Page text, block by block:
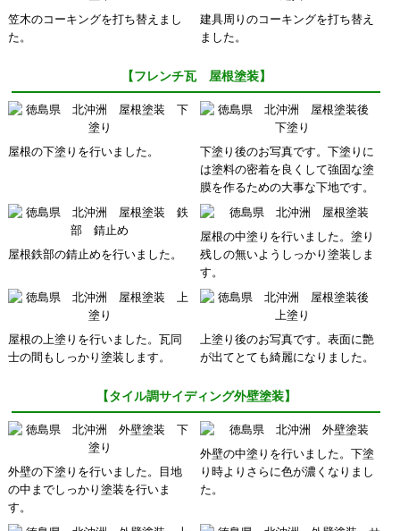
笠木のコーキングを打ち替えまし
た。
建具周りのコーキングを打ち替え
ました。
【フレンチ瓦 屋根塗装】
屋根の下塗りを行いました。
下塗り後のお写真です。下塗りに
は塗料の密着を良くして強固な塗
膜を作るための大事な下地です。
屋根鉄部の錆止めを行いました。
屋根の中塗りを行いました。塗り
残しの無いようしっかり塗装しま
す。
屋根の上塗りを行いました。瓦同
士の間もしっかり塗装します。
上塗り後のお写真です。表面に艶
が出てとても綺麗になりました。
【タイル調サイディング外壁塗装】
外壁の下塗りを行いました。目地
の中までしっかり塗装を行いま
す。
外壁の中塗りを行いました。下塗
り時よりさらに色が濃くなりまし
た。